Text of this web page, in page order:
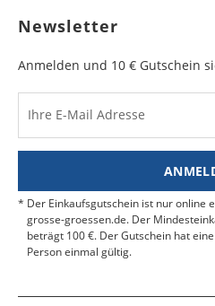
Newsletter
Anmelden und 10 € Gutschein
Ihre E-Mail Adresse
Der Einkaufsgutschein ist nur online
grosse-groessen.de. Der
beträgt 100 €. Der Gutschein hat
Person einmal gültig.